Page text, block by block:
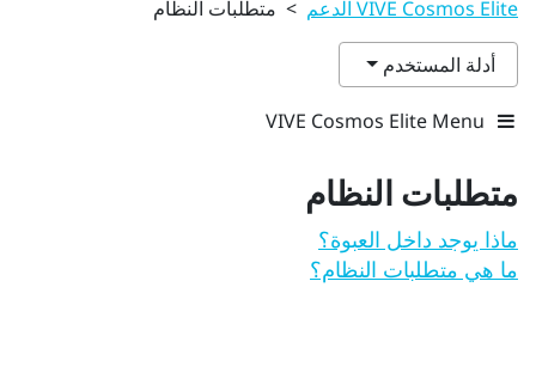
VIVE Cosmos Elite الدعم > متطلبات النظام
أدلة المستخدم
VIVE Cosmos Elite Menu
متطلبات النظام
ماذا يوجد داخل العبوة؟
ما هي متطلبات النظام؟